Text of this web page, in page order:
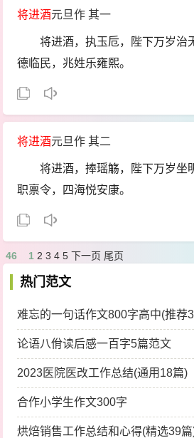
酒，与君醉倒蘋华春。
顾此失彼吾君之清静躬俭以寂
游嬉。
臣原得连四海以为席兮，酌北
使五老奉觞上寿以申祝兮，令
原圣寿上齐於箕翼兮，其光容
醉大道与仁义兮，而淳风浃洽
将进酒元旦作 其一
将进酒，执玉卮，陛下万岁治
德临民，兆姓乐雍熙。
将进酒元旦作 其二
将进酒，捧瑶觞，陛下万岁坐
职禀令，四海悦安康。
46 1 2 3 4 5 下一页 尾页
热门范文
难忘的一句话作文800字高中(推荐
论语八佾读后感一百字5篇范文
2023医院医改工作总结(通用18篇)
合作小学生作文300字
烘焙销售工作总结和心得(精选39